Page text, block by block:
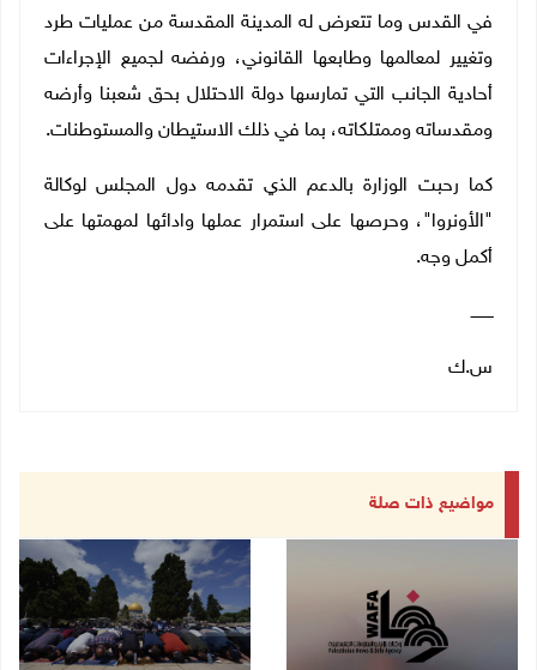
في القدس وما تتعرض له المدينة المقدسة من عمليات طرد
وتغيير لمعالمها وطابعها القانوني، ورفضه لجميع الإجراءات
أحادية الجانب التي تمارسها دولة الاحتلال بحق شعبنا وأرضه
ومقدساته وممتلكاته، بما في ذلك الاستيطان والمستوطنات.
كما رحبت الوزارة بالدعم الذي تقدمه دول المجلس لوكالة
"الأونروا"، وحرصها على استمرار عملها وادائها لمهمتها على
أكمل وجه.
ـــــــــ
س.ك
مواضيع ذات صلة